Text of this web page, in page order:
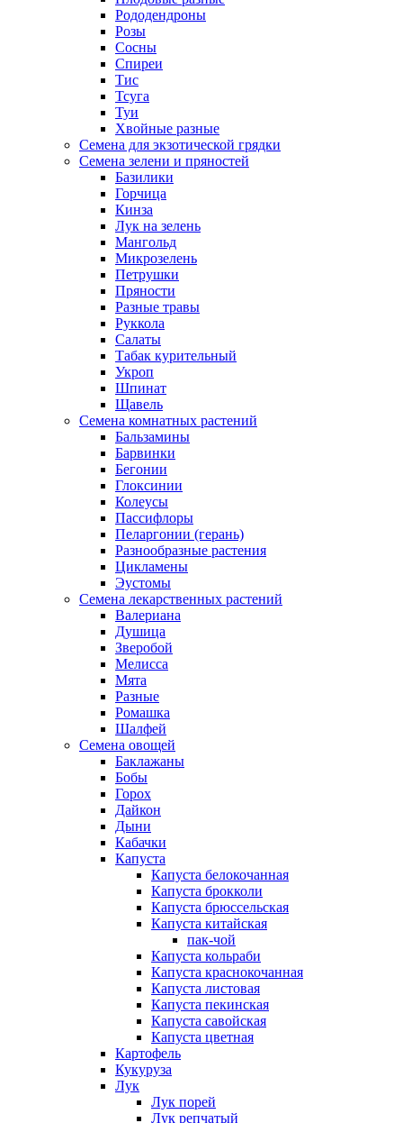
Рододендроны
Розы
Сосны
Спиреи
Тис
Тсуга
Туи
Хвойные разные
Семена для экзотической грядки
Семена зелени и пряностей
Базилики
Горчица
Кинза
Лук на зелень
Мангольд
Микрозелень
Петрушки
Пряности
Разные травы
Руккола
Салаты
Табак курительный
Укроп
Шпинат
Щавель
Семена комнатных растений
Бальзамины
Барвинки
Бегонии
Глоксинии
Колеусы
Пассифлоры
Пеларгонии (герань)
Разнообразные растения
Цикламены
Эустомы
Семена лекарственных растений
Валериана
Душица
Зверобой
Мелисса
Мята
Разные
Ромашка
Шалфей
Семена овощей
Баклажаны
Бобы
Горох
Дайкон
Дыни
Кабачки
Капуста
Капуста белокочанная
Капуста брокколи
Капуста брюссельская
Капуста китайская
пак-чой
Капуста кольраби
Капуста краснокочанная
Капуста листовая
Капуста пекинская
Капуста савойская
Капуста цветная
Картофель
Кукуруза
Лук
Лук порей
Лук репчатый